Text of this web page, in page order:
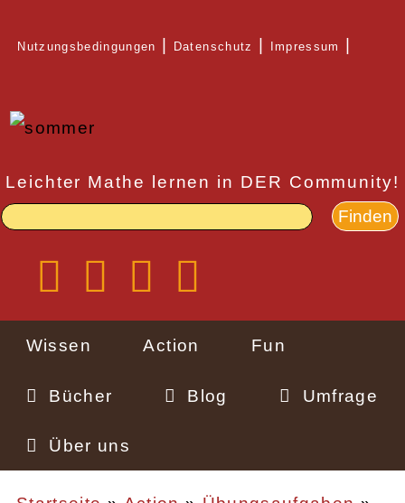
zum
Nutzungsbedingungen Datenschutz Impressum
Leichter Mathe lernen in DER Community!
Wissen Action Fun
Bücher Blog Umfrage
Über uns